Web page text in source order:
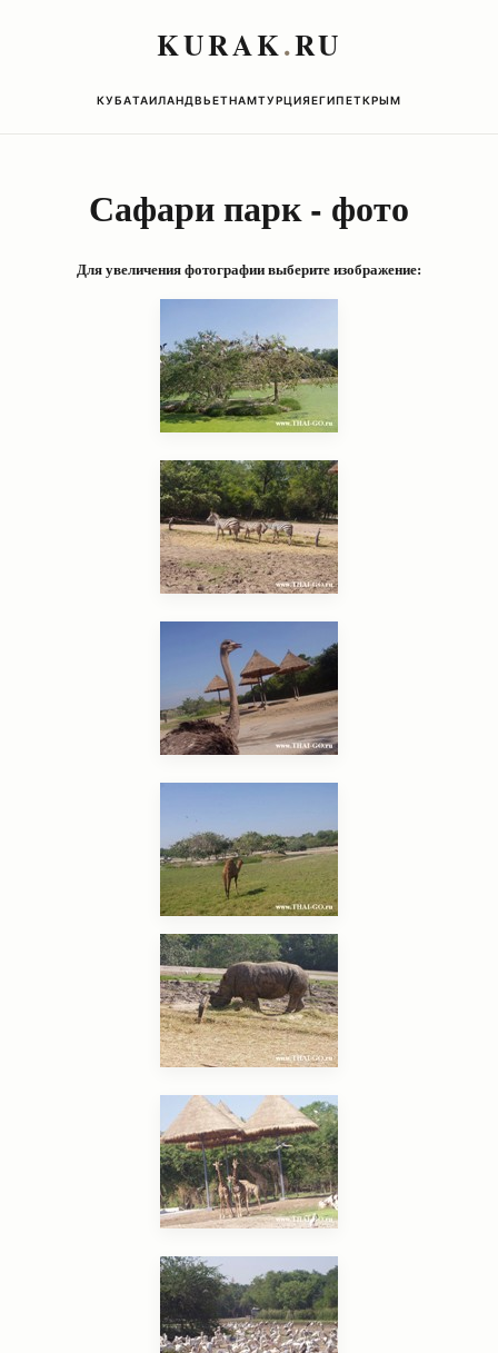
KURAK.RU
КУБАТАИЛАНДВЬЕТНАМТУРЦИЯЕГИПЕТКРЫМ
Сафари парк- фото
Для увеличения фотографии выберите изображение: